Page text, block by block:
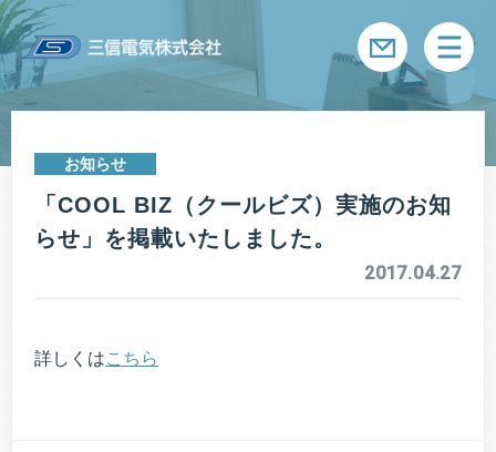
メ
お知らせ
「COOL BIZ（クールビズ）実施のお知
らせ」を掲載いたしました。
2017.04.27
詳しくはこちら